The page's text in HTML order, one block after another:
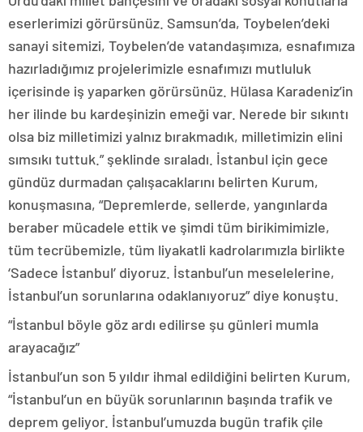
eserlerimizi görürsünüz. Samsun’da, Toybelen’deki
sanayi sitemizi, Toybelen’de vatandaşımıza, esnafımıza
hazırladığımız projelerimizle esnafımızı mutluluk
içerisinde iş yaparken görürsünüz. Hülasa Karadeniz’in
her ilinde bu kardeşinizin emeği var. Nerede bir sıkıntı
olsa biz milletimizi yalnız bırakmadık, milletimizin elini
sımsıkı tuttuk.” şeklinde sıraladı. İstanbul için gece
gündüz durmadan çalışacaklarını belirten Kurum,
konuşmasına, “Depremlerde, sellerde, yangınlarda
beraber mücadele ettik ve şimdi tüm birikimimizle,
tüm tecrübemizle, tüm liyakatli kadrolarımızla birlikte
‘Sadece İstanbul’ diyoruz. İstanbul’un meselelerine,
İstanbul’un sorunlarına odaklanıyoruz” diye konuştu.
“İstanbul böyle göz ardı edilirse şu günleri mumla
arayacağız”
İstanbul’un son 5 yıldır ihmal edildiğini belirten Kurum,
“İstanbul’un en büyük sorunlarının başında trafik ve
deprem geliyor. İstanbul’umuzda bugün trafik çile